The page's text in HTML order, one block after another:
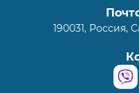
190031, Россия,